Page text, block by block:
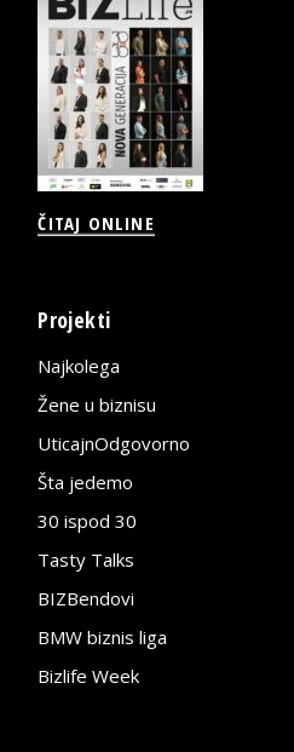
ČITAJ ONLINE
Projekti
Najkolega
Žene u biznisu
UticajnOdgovorno
Šta jedemo
30 ispod 30
Tasty Talks
BIZBendovi
BMW biznis liga
Bizlife Week